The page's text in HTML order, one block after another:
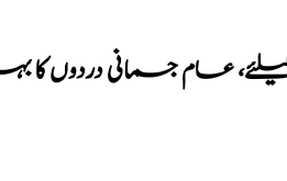
کیلئے، عام جسمانی دردوں